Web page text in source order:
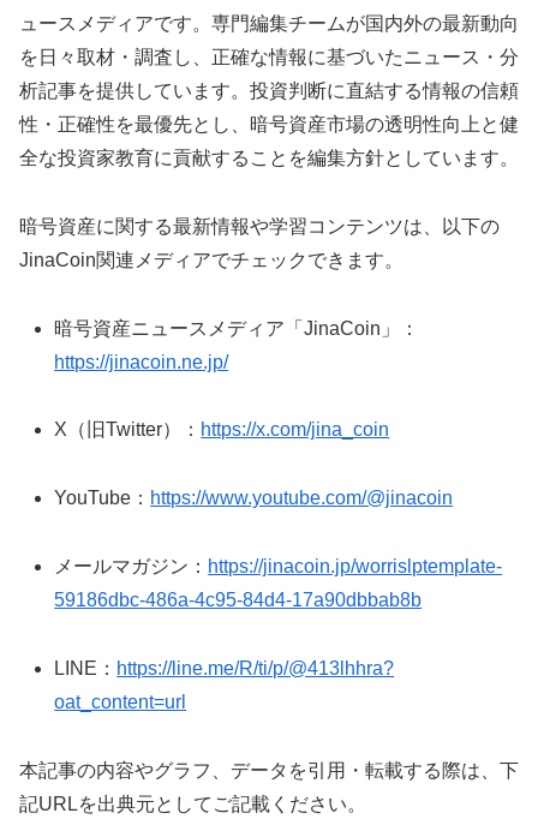
ュースメディアです。専門編集チームが国内外の最新動向
を日々取材・調査し、正確な情報に基づいたニュース・分
析記事を提供しています。投資判断に直結する情報の信頼
性・正確性を最優先とし、暗号資産市場の透明性向上と健
全な投資家教育に貢献することを編集方針としています。
暗号資産に関する最新情報や学習コンテンツは、以下の
JinaCoin関連メディアでチェックできます。
暗号資産ニュースメディア「JinaCoin」：
https://jinacoin.ne.jp/
X（旧Twitter）： https://x.com/jina_coin
YouTube： https://www.youtube.com/@jinacoin
メールマガジン： https://jinacoin.jp/worrislptemplate-
59186dbc-486a-4c95-84d4-17a90dbbab8b
LINE： https://line.me/R/ti/p/@413lhhra?
oat_content=url
本記事の内容やグラフ、データを引用・転載する際は、下
記URLを出典元としてご記載ください。